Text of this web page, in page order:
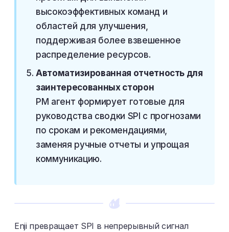
высокоэффективных команд и
областей для улучшения,
поддерживая более взвешенное
распределение ресурсов.
Автоматизированная отчетность для
заинтересованных сторон
PM агент формирует готовые для
руководства сводки SPI с прогнозами
по срокам и рекомендациями,
заменяя ручные отчеты и упрощая
коммуникацию.
Enji превращает SPI в непрерывный сигнал